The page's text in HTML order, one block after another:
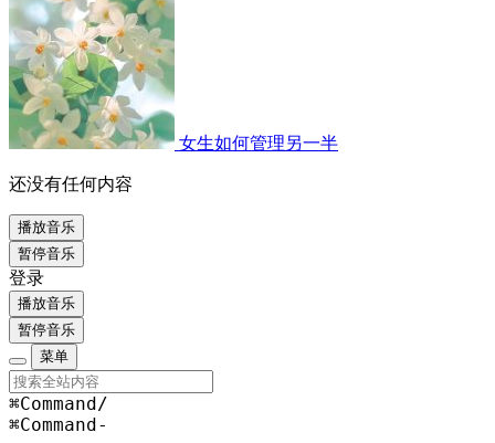
女生如何管理另一半
还没有任何内容
播放音乐
暂停音乐
登录
播放音乐
暂停音乐
菜单
⌘Command /
⌘Command -